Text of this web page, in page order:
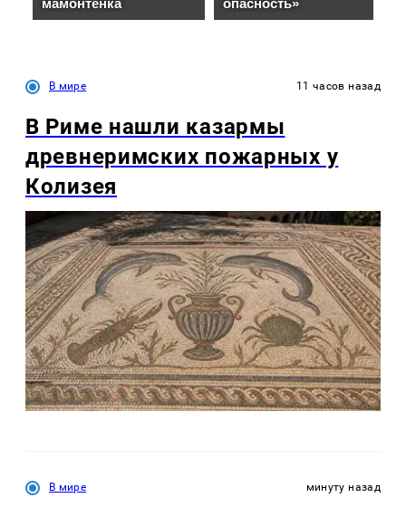
В мире 11 часов назад
В Риме нашли казармы
древнеримских пожарных у
Колизея
В мире минуту назад